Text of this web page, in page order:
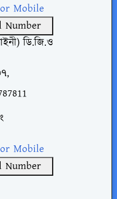
Mobile
Number
ডি.জি.ও
Mobile
Number